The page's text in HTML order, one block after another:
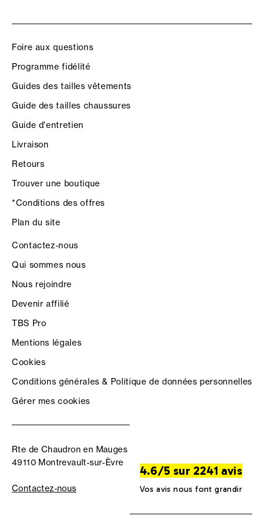
Foire aux questions
Programme fidélité
Guides des tailles vêtements
Guide des tailles chaussures
Guide d'entretien
Livraison
Retours
Trouver une boutique
*Conditions des offres
Plan du site
Contactez-nous
Qui sommes nous
Nous rejoindre
Devenir affilié
TBS Pro
Mentions légales
Cookies
Conditions générales & Politique de données personnelles
Gérer mes cookies
Rte de Chaudron en Mauges
49110 Montrevault-sur-Èvre
Contactez-nous
4.6/5 sur 2241 avis
Vos avis nous font grandir